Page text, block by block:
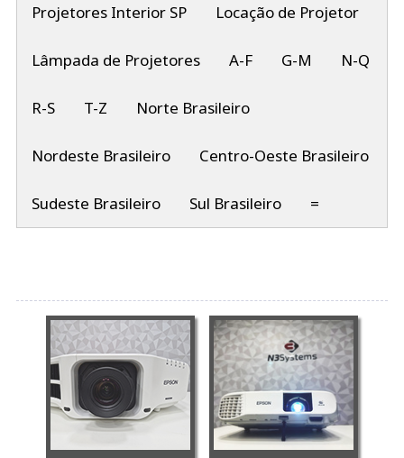
Projetores Interior SP Locação de Projetor
Lâmpada de Projetores A-F G-M N-Q
R-S T-Z Norte Brasileiro
Nordeste Brasileiro Centro-Oeste Brasileiro
Sudeste Brasileiro Sul Brasileiro =